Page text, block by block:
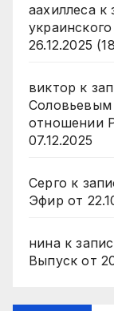
аахиллесак
26.12.2025
виктор к
отношении
07.12.2025
Серго к
Эфир от
нинак
Выпуск от